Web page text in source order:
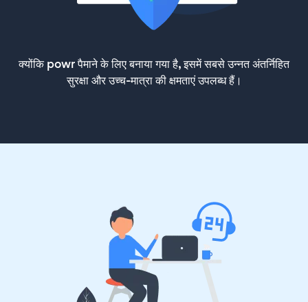
क्योंकि powr पैमाने के लिए बनाया गया है, इसमें सबसे उन्नत अंतर्निहित
सुरक्षा और उच्च-मात्रा की क्षमताएं उपलब्ध हैं।